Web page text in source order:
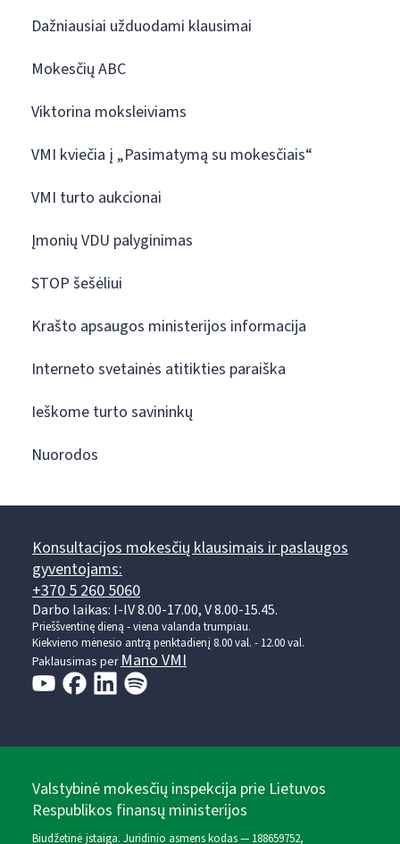
Dažniausiai užduodami klausimai
Mokesčių ABC
Viktorina moksleiviams
VMI kviečia į „Pasimatymą su mokesčiais“
VMI turto aukcionai
Įmonių VDU palyginimas
STOP šešėliui
Krašto apsaugos ministerijos informacija
Interneto svetainės atitikties paraiška
Ieškome turto savininkų
Nuorodos
Konsultacijos mokesčių klausimais ir paslaugos
gyventojams:
+370 5 260 5060
Darbo laikas: I-IV 8.00-17.00, V 8.00-15.45.
Prieššventinę dieną - viena valanda trumpiau.
Kiekvieno mėnesio antrą penktadienį 8.00 val. - 12.00 val.
Paklausimas per Mano VMI
Valstybinė mokesčių inspekcija prie Lietuvos
Respublikos finansų ministerijos
Biudžetinė įstaiga. Juridinio asmens kodas — 188659752,